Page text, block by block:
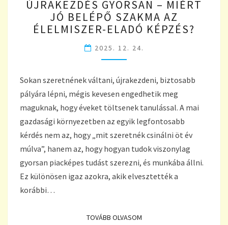
GYORSAN
–
MIÉRT
BELÉPŐ
SZAKMA
ÉLELMISZER-
ELADÓ
KÉPZÉS?
ÚJRAKEZDÉS GYORSAN – MIÉRT
JÓ BELÉPŐ SZAKMA AZ
ÉLELMISZER-ELADÓ KÉPZÉS?
2025. 12. 24.
Sokan szeretnének váltani, újrakezdeni, biztosabb
pályára lépni, mégis kevesen engedhetik meg
maguknak, hogy éveket töltsenek tanulással. A mai
gazdasági környezetben az egyik legfontosabb
kérdés nem az, hogy „mit szeretnék csinálni öt év
múlva”, hanem az, hogy hogyan tudok viszonylag
gyorsan piacképes tudást szerezni, és munkába állni.
Ez különösen igaz azokra, akik elvesztették a
korábbi…
TOVÁBB OLVASOMTOVÁBB OLVASOM